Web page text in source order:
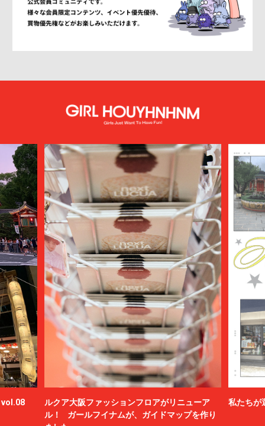
vol.08
ルクア大阪ファッションフロアがリニューア
ル！ ガールフイナムが、ガイドマップを作り
私たちが